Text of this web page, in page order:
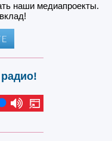
наши медиапроекты.